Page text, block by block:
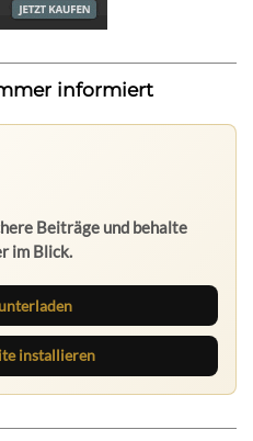
informiert
Beiträge und behalte
im Blick.
installieren